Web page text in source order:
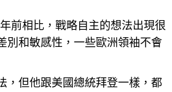
前相比，戰略自主的想法出現很
別和敏感性，一些歐洲領袖不會
，但他跟美國總統拜登一樣，都